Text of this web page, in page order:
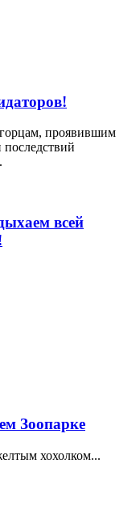
проявившим
всей
Зоопарке
хохолком...